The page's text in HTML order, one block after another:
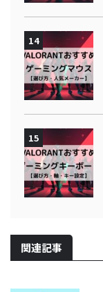
14
15
関連記事